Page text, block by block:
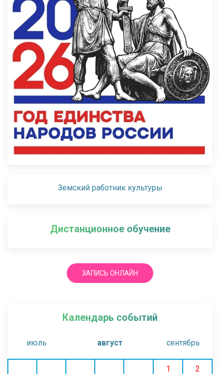
Земский работник культуры
Дистанционное обучение
ЗАПИСЬ ОНЛАЙН
Календарь событий
июль август сентябрь
1 2